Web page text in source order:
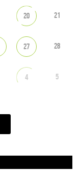
20 21
27 28
4 5